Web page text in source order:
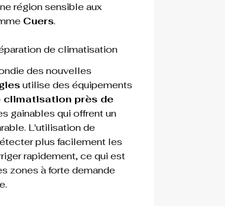
région sensible aux
Cuers.
de climatisation
des nouvelles
utilise des équipements
climatisation près de
gainables qui offrent un
L'utilisation de
plus facilement les
rapidement, ce qui est
zones à forte demande